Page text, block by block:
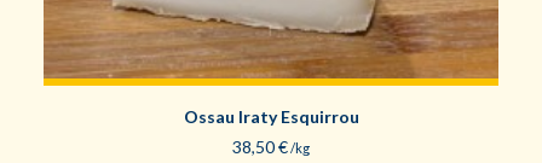
Ossau Iraty Esquirrou
38,50€/kg